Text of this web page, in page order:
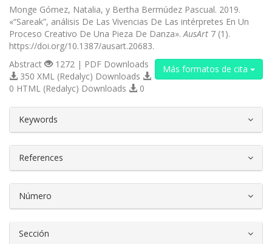
Monge Gómez, Natalia, y Bertha Bermúdez Pascual. 2019.
«“Sareak”, análisis De Las Vivencias De Las intérpretes En Un
Proceso Creativo De Una Pieza De Danza». AusArt 7 (1).
https://doi.org/10.1387/ausart.20683.
Más formatos de cita
Abstract
1272 | PDF Downloads
350 XML (Redalyc) Downloads
0 HTML (Redalyc) Downloads
0
Keywords
References
Número
Sección